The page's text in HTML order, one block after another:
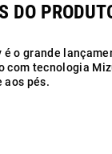
é o grande
com tecnologia
aos pés.